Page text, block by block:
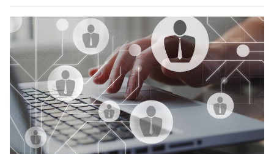
operazioni, bensì comporta […]